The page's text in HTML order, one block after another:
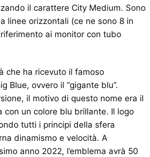
il carattere City Medium. Sono
linee orizzontali (ce ne sono 8 in
ai monitor con tubo
che ha ricevuto il famoso
Blue, ovvero il “gigante blu”.
il motivo di questo nome era il
con un colore blu brillante. Il logo
tutti i principi della sfera
dinamismo e velocità. A
anno 2022, l’emblema avrà 50